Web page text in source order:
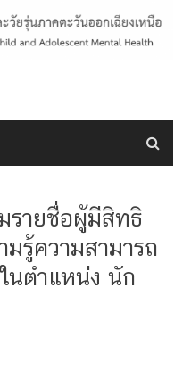
รายชื่อผู้มีสิทธิ
มรู้ความสามารถ
นตำแหน่ง นัก